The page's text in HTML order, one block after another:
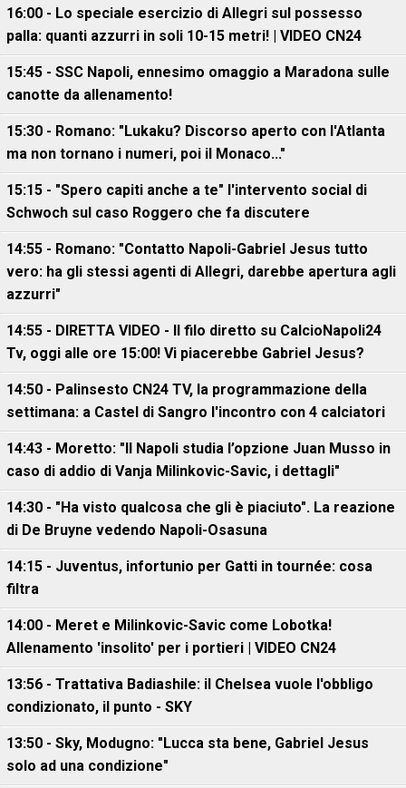
16:00 - Lo speciale esercizio di Allegri sul possesso
palla: quanti azzurri in soli 10-15 metri! | VIDEO CN24
15:45 - SSC Napoli, ennesimo omaggio a Maradona sulle
canotte da allenamento!
15:30 - Romano: "Lukaku? Discorso aperto con l'Atlanta
ma non tornano i numeri, poi il Monaco..."
15:15 - "Spero capiti anche a te" l'intervento social di
Schwoch sul caso Roggero che fa discutere
14:55 - Romano: "Contatto Napoli-Gabriel Jesus tutto
vero: ha gli stessi agenti di Allegri, darebbe apertura agli
azzurri"
14:55 - DIRETTA VIDEO - Il filo diretto su CalcioNapoli24
Tv, oggi alle ore 15:00! Vi piacerebbe Gabriel Jesus?
14:50 - Palinsesto CN24 TV, la programmazione della
settimana: a Castel di Sangro l'incontro con 4 calciatori
14:43 - Moretto: "Il Napoli studia l’opzione Juan Musso in
caso di addio di Vanja Milinkovic-Savic, i dettagli"
14:30 - "Ha visto qualcosa che gli è piaciuto". La reazione
di De Bruyne vedendo Napoli-Osasuna
14:15 - Juventus, infortunio per Gatti in tournée: cosa
filtra
14:00 - Meret e Milinkovic-Savic come Lobotka!
Allenamento 'insolito' per i portieri | VIDEO CN24
13:56 - Trattativa Badiashile: il Chelsea vuole l'obbligo
condizionato, il punto - SKY
13:50 - Sky, Modugno: "Lucca sta bene, Gabriel Jesus
solo ad una condizione"